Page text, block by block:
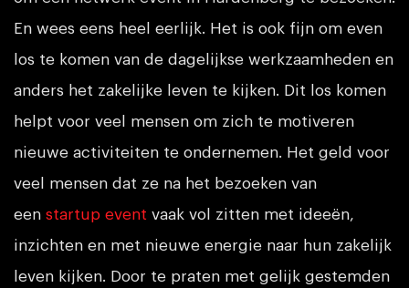
En wees eens heel eerlijk. Het is ook fijn om even
los te komen van de dagelijkse werkzaamheden en
anders het zakelijke leven te kijken. Dit los komen
helpt voor veel mensen om zich te motiveren
nieuwe activiteiten te ondernemen. Het geld voor
veel mensen dat ze na het bezoeken van
een startup event vaak vol zitten met ideeën,
inzichten en met nieuwe energie naar hun zakelijk
leven kijken. Door te praten met gelijk gestemden